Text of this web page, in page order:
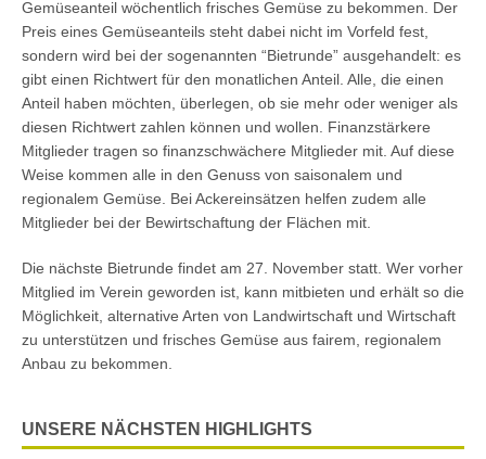
Gemüseanteil wöchentlich frisches Gemüse zu bekommen. Der
Preis eines Gemüseanteils steht dabei nicht im Vorfeld fest,
sondern wird bei der sogenannten “Bietrunde” ausgehandelt: es
gibt einen Richtwert für den monatlichen Anteil. Alle, die einen
Anteil haben möchten, überlegen, ob sie mehr oder weniger als
diesen Richtwert zahlen können und wollen. Finanzstärkere
Mitglieder tragen so finanzschwächere Mitglieder mit. Auf diese
Weise kommen alle in den Genuss von saisonalem und
regionalem Gemüse. Bei Ackereinsätzen helfen zudem alle
Mitglieder bei der Bewirtschaftung der Flächen mit.
Die nächste Bietrunde findet am 27. November statt. Wer vorher
Mitglied im Verein geworden ist, kann mitbieten und erhält so die
Möglichkeit, alternative Arten von Landwirtschaft und Wirtschaft
zu unterstützen und frisches Gemüse aus fairem, regionalem
Anbau zu bekommen.
UNSERE NÄCHSTEN HIGHLIGHTS